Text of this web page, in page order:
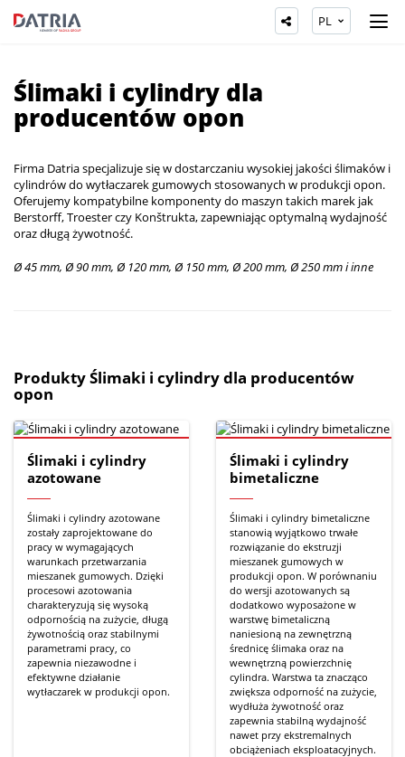
PL
Ślimaki i cylindry dla
producentów opon
Firma Datria specjalizuje się w dostarczaniu wysokiej jakości ślimaków i
cylindrów do wytłaczarek gumowych stosowanych w produkcji opon.
Oferujemy kompatybilne komponenty do maszyn takich marek jak
Berstorff, Troester czy Konštrukta, zapewniając optymalną wydajność
oraz długą żywotność.
Ø 45 mm, Ø 90 mm, Ø 120 mm, Ø 150 mm, Ø 200 mm, Ø 250 mm i inne
Produkty Ślimaki i cylindry dla producentów
opon
Ślimaki i cylindry
azotowane
Ślimaki i cylindry azotowane
zostały zaprojektowane do
pracy w wymagających
warunkach przetwarzania
mieszanek gumowych. Dzięki
procesowi azotowania
charakteryzują się wysoką
odpornością na zużycie, długą
żywotnością oraz stabilnymi
parametrami pracy, co
zapewnia niezawodne i
efektywne działanie
wytłaczarek w produkcji opon.
Ślimaki i cylindry
bimetaliczne
Ślimaki i cylindry bimetaliczne
stanowią wyjątkowo trwałe
rozwiązanie do ekstruzji
mieszanek gumowych w
produkcji opon. W porównaniu
do wersji azotowanych są
dodatkowo wyposażone w
warstwę bimetaliczną
naniesioną na zewnętrzną
średnicę ślimaka oraz na
wewnętrzną powierzchnię
cylindra. Warstwa ta znacząco
zwiększa odporność na zużycie,
wydłuża żywotność oraz
zapewnia stabilną wydajność
nawet przy ekstremalnych
obciążeniach eksploatacyjnych.